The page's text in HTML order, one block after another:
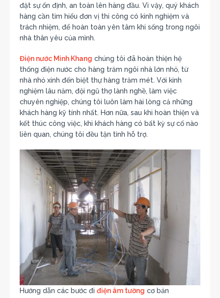
đặt sự ổn định, an toàn lên hàng đầu. Vì vậy, quý khách
hàng cần tìm hiểu đơn vị thi công có kinh nghiệm và
trách nhiệm, để hoàn toàn yên tâm khi sống trong ngôi
nhà thân yêu của mình.
Điện nước Minh Khang chúng tôi đã hoàn thiện hệ
thống điện nước cho hàng trăm ngôi nhà lớn nhỏ, từ
nhà nhỏ xinh đến biệt thự hàng trăm mét. Với kinh
nghiệm lâu năm, đội ngũ thợ lành nghề, làm việc
chuyên nghiệp, chúng tôi luôn làm hài lòng cả những
khách hàng kỹ tính nhất. Hơn nữa, sau khi hoàn thiện và
kết thúc công việc, khi khách hàng có bất kỳ sự cố nào
liên quan, chúng tôi đều tận tình hỗ trợ.
Hướng dẫn các bước đi điện âm tường cơ bản